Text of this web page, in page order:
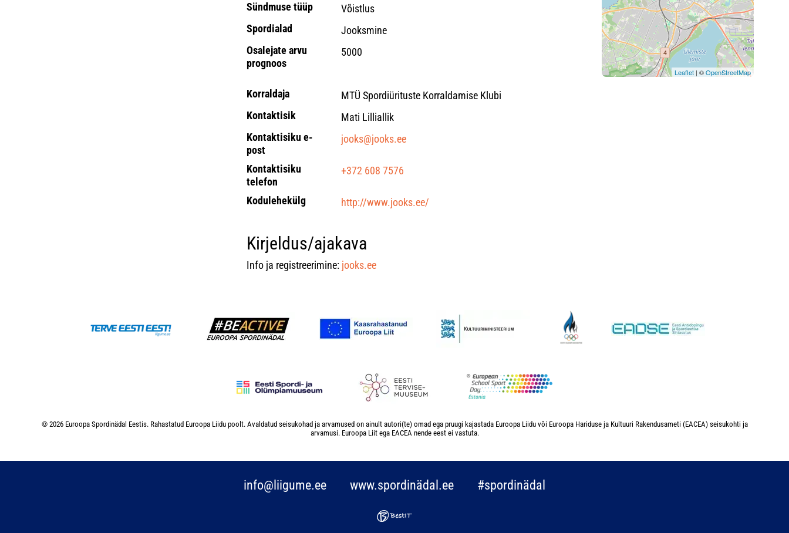
Sündmuse tüüp
Võistlus
Spordialad
Jooksmine
Osalejate arvu
prognoos
5000
Korraldaja
MTÜ Spordiürituste Korraldamise Klubi
Kontaktisik
Mati Lilliallik
Kontaktisiku e-
post
jooks@jooks.ee
Kontaktisiku
telefon
+372 608 7576
Kodulehekülg http://www.jooks.ee/
Kirjeldus/ajakava
Info ja registreerimine: jooks.ee
Leaflet | ©OpenStreetMap
© 2026 Euroopa Spordinädal Eestis. Rahastatud Euroopa Liidu poolt. Avaldatud seisukohad ja arvamused on ainult autori(te) omad ega pruugi kajastada Euroopa Liidu või Euroopa Hariduse ja Kultuuri Rakendusameti (EACEA) seisukohti ja
arvamusi. Euroopa Liit ega EACEA nende eest ei vastuta.
info@liigume.ee www.spordinädal.ee #spordinädal